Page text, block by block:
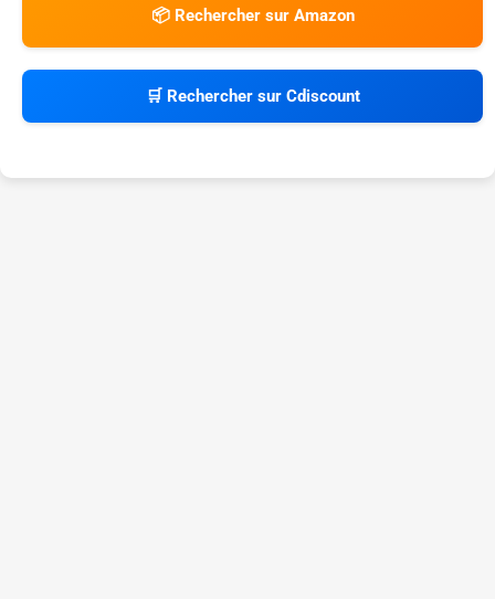
📦 Rechercher sur Amazon
🛒 Rechercher sur Cdiscount